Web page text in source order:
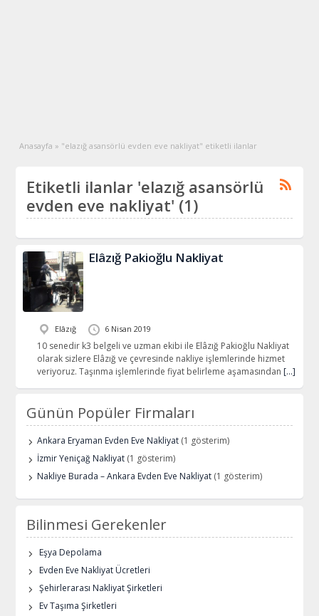
Anasayfa » "elazığ asansörlü evden eve nakliyat" etiketli ilanlar
Etiketli ilanlar 'elazığ asansörlü
evden eve nakliyat' (1)
Elâzığ Pakioğlu Nakliyat
Elâzığ 6 Nisan 2019
10 senedir k3 belgeli ve uzman ekibi ile Elâzığ Pakioğlu Nakliyat
olarak sizlere Elâzığ ve çevresinde nakliye işlemlerinde hizmet
veriyoruz. Taşınma işlemlerinde fiyat belirleme aşamasından […]
Günün Popüler Firmaları
Ankara Eryaman Evden Eve Nakliyat (1 gösterim)
İzmir Yeniçağ Nakliyat (1 gösterim)
Nakliye Burada – Ankara Evden Eve Nakliyat (1 gösterim)
Bilinmesi Gerekenler
Eşya Depolama
Evden Eve Nakliyat Ücretleri
Şehirlerarası Nakliyat Şirketleri
Ev Taşıma Şirketleri